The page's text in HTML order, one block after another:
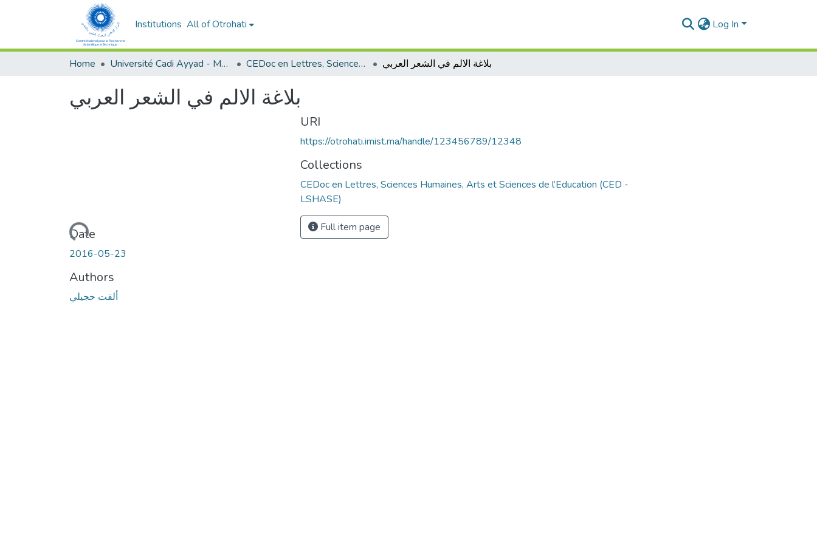
Institutions All of Otrohati Log In
Home Université Cadi Ayyad - Marrakech CEDoc en Lettres, Sciences Humaines, Arts et Sciences de l’Education (CED - LSHASE) بلاغة الالم في الشعر العربي
بلاغة الالم في الشعر العربي
Loading...
Date
2016-05-23
Authors
ألفت حجيلي
URI
https://otrohati.imist.ma/handle/123456789/12348
Collections
CEDoc en Lettres, Sciences Humaines, Arts et Sciences de l’Education (CED -
LSHASE)
Full item page